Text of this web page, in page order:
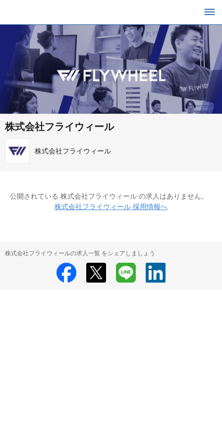
株式会社フライウィール
株式会社フライウィール
公開されている 株式会社フライウィール の求人はありません。
株式会社フライウィール 採用情報へ
株式会社フライウィールの求人一覧 をシェアしましょう